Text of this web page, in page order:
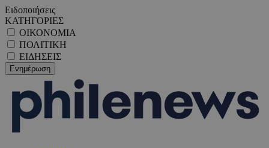
Ειδοποιήσεις
ΚΑΤΗΓΟΡΙΕΣ
ΟΙΚΟΝΟΜΙΑ
ΠΟΛΙΤΙΚΗ
ΕΙΔΗΣΕΙΣ